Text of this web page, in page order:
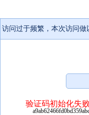
访问过于频繁，本次访问做
验证码初始化失败